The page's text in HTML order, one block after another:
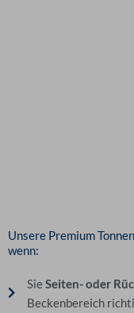
Unsere Premium
wenn:
SieSeiten- oder
Beckenbereich